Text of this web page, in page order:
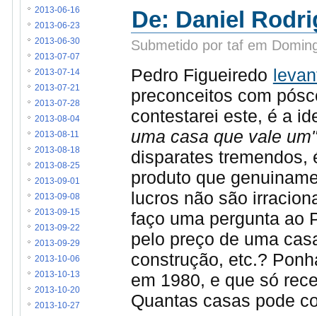
De: Daniel
Submetido por taf em
Pedro Figueiredo
preconceitos com
contestarei este, é a
uma casa que vale um"
disparates tremendos,
produto que
lucros não são
faço uma pergunta ao
pelo preço de uma
construção, etc.?
em 1980, e que só
Quantas casas pode
2013-06-16
2013-06-23
2013-06-30
2013-07-07
2013-07-14
2013-07-21
2013-07-28
2013-08-04
2013-08-11
2013-08-18
2013-08-25
2013-09-01
2013-09-08
2013-09-15
2013-09-22
2013-09-29
2013-10-06
2013-10-13
2013-10-20
2013-10-27